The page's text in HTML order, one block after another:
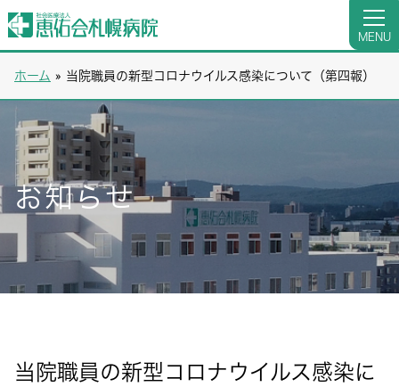
MENU
ホーム » 当院職員の新型コロナウイルス感染について（第四報）
お知らせ
当院職員の新型コロナウイルス感染に